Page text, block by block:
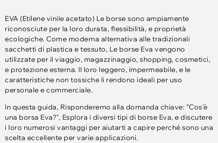
EVA (Etilene vinile acetato) Le borse sono ampiamente
riconosciute per la loro durata, flessibilità, e proprietà
ecologiche. Come moderna alternativa alle tradizionali
sacchetti di plastica e tessuto, Le borse Eva vengono
utilizzate per il viaggio, magazzinaggio, shopping, cosmetici,
e protezione esterna. Il loro leggero, impermeabile, e le
caratteristiche non tossiche li rendono ideali per uso
personale e commerciale.
In questa guida, Risponderemo alla domanda chiave: “Cos'è
una borsa Eva?", Esplora i diversi tipi di borse Eva, e discutere
i loro numerosi vantaggi per aiutarti a capire perché sono una
scelta eccellente per varie applicazioni.